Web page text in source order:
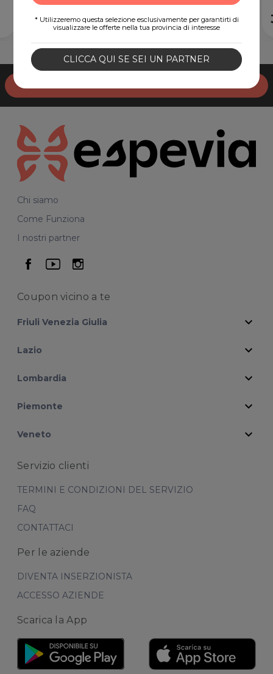
* Utilizzeremo questa selezione esclusivamente per garantirti di
visualizzare le offerte nella tua provincia di interesse
CLICCA QUI SE SEI UN PARTNER
15,00€
Chi siamo
Come Funziona
I nostri partner
seguici su facebook
seguici su youtube
seguici su instagram
Coupon vicino a te
Friuli Venezia Giulia expand_more
Lazio expand_more
Lombardia expand_more
Piemonte expand_more
Veneto expand_more
Servizio clienti
TERMINI E CONDIZIONI DEL SERVIZIO
FAQ
CONTATTACI
Per le aziende
DIVENTA INSERZIONISTA
ACCESSO AZIENDE
Scarica la App